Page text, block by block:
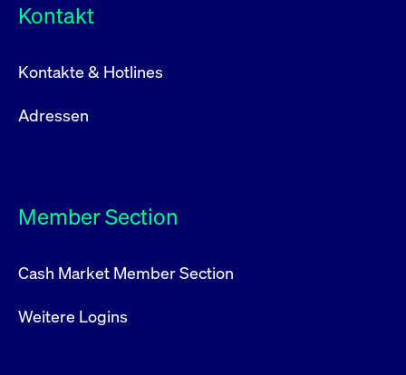
Kontakt
Kontakte & Hotlines
Adressen
Member Section
Cash Market Member Section
Weitere Logins